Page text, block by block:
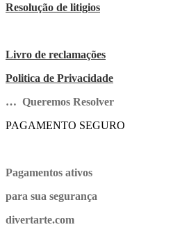
Resolução de litigios
Livro de reclamações
Politica de Privacidade
… Queremos Resolver
PAGAMENTO SEGURO
Pagamentos ativos
para sua segurança
divertarte.com